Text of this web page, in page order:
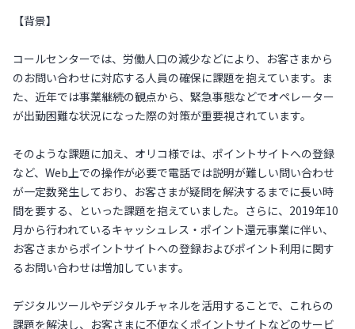
【背景】
コールセンターでは、労働人口の減少などにより、お客さまから
のお問い合わせに対応する人員の確保に課題を抱えています。ま
た、近年では事業継続の観点から、緊急事態などでオペレーター
が出勤困難な状況になった際の対策が重要視されています。
そのような課題に加え、オリコ様では、ポイントサイトへの登録
など、Web上での操作が必要で電話では説明が難しい問い合わせ
が一定数発生しており、お客さまが疑問を解決するまでに長い時
間を要する、といった課題を抱えていました。さらに、2019年10
月から行われているキャッシュレス・ポイント還元事業に伴い、
お客さまからポイントサイトへの登録およびポイント利用に関す
るお問い合わせは増加しています。
デジタルツールやデジタルチャネルを活用することで、これらの
課題を解決し、お客さまに不便なくポイントサイトなどのサービ